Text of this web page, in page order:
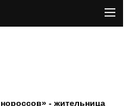
- жительница